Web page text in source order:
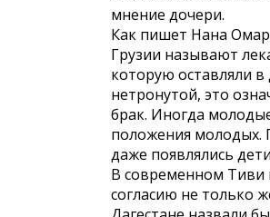
мнение дочери.
Как пишет Нана
Грузии называют
которую оставляли
нетронутой, это
брак. Иногда
положения молодых.
даже появлялись
В современном Тиви
согласию не только